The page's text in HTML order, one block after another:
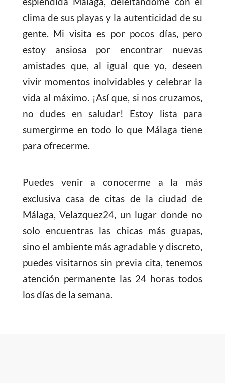
clima de sus playas y la autenticidad de su
gente. Mi visita es por pocos días, pero
estoy ansiosa por encontrar nuevas
amistades que, al igual que yo, deseen
vivir momentos inolvidables y celebrar la
vida al máximo. ¡Así que, si nos cruzamos,
no dudes en saludar! Estoy lista para
sumergirme en todo lo que Málaga tiene
para ofrecerme.
Puedes venir a conocerme a la más
exclusiva casa de citas de la ciudad de
Málaga, Velazquez24, un lugar donde no
solo encuentras las chicas más guapas,
sino el ambiente más agradable y discreto,
puedes visitarnos sin previa cita, tenemos
atención permanente las 24 horas todos
los días de la semana.